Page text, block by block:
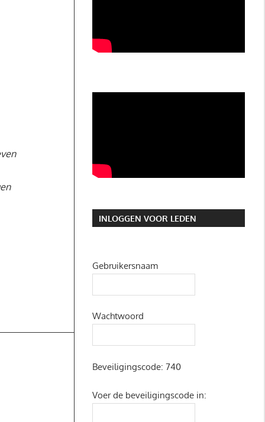
INLOGGEN VOOR LEDEN
Gebruikersnaam
Wachtwoord
Beveiligingscode: 740
Voer de beveiligingscode in: